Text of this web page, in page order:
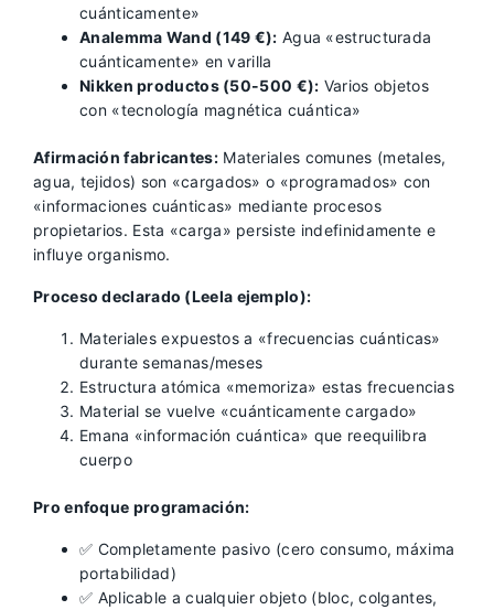
cuánticamente»
Analemma Wand (149 €): Agua «estructurada
cuánticamente» en varilla
Nikken productos (50-500 €): Varios objetos
con «tecnología magnética cuántica»
Afirmación fabricantes:Materiales comunes (metales,
agua, tejidos) son «cargados» o «programados» con
«informaciones cuánticas» mediante procesos
propietarios. Esta «carga» persiste indefinidamente e
influye organismo.
Proceso declarado (Leela ejemplo):
Materiales expuestos a «frecuencias cuánticas»
durante semanas/meses
Estructura atómica «memoriza» estas frecuencias
Material se vuelve «cuánticamente cargado»
Emana «información cuántica» que reequilibra
cuerpo
Pro enfoque programación:
✅ Completamente pasivo (cero consumo, máxima
portabilidad)
✅ Aplicable a cualquier objeto (bloc, colgantes,